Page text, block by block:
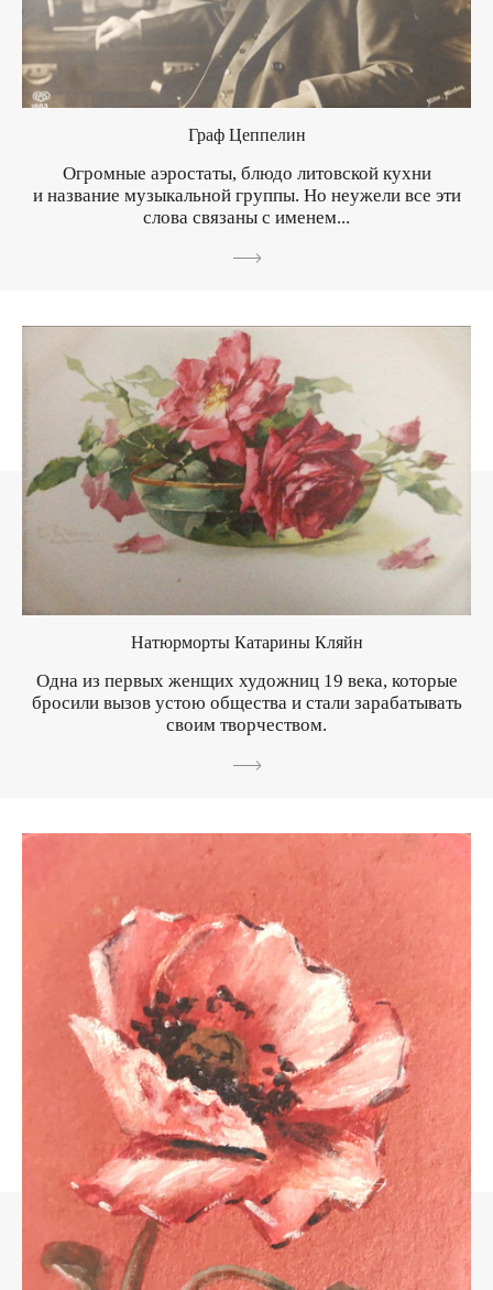
Граф Цеппелин
Огромные аэростаты, блюдо литовской кухни
и название музыкальной группы. Но неужели все эти
слова связаны с именем...
Натюрморты Катарины Кляйн
Одна из первых женщих художниц 19 века, которые
бросили вызов устою общества и стали зарабатывать
своим творчеством.